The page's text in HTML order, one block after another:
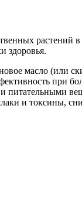
растений
здоровья.
масло (или
при
питательными
и токсины,